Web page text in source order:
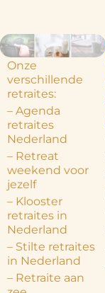
r
n
a
t
i
v
e
:
Onze
verschillende
retraites:
– Agenda
retraites
Nederland
– Retreat
weekend voor
jezelf
– Klooster
retraites in
Nederland
– Stilte retraites
in Nederland
– Retraite aan